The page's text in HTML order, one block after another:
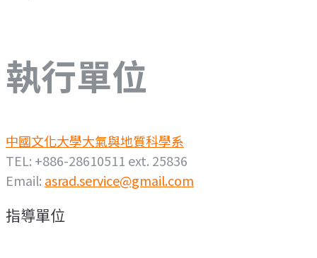
執行單位
中國文化大學大氣與地質科學系
TEL: +886-28610511 ext. 25836
Email: asrad.service@gmail.com
指導單位